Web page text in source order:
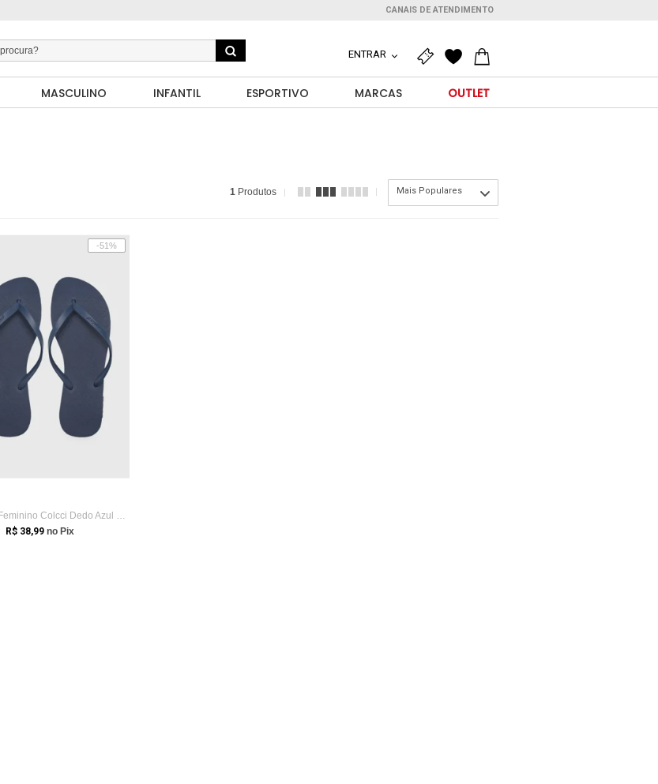
CANAIS DE ATENDIMENTO
ENTRAR
MASCULINO INFANTIL ESPORTIVO MARCAS OUTLET
1 Produtos Mais Populares
-51%
Chinelo Feminino Colcci Dedo Azul Marinho
R$ 38,99 no Pix